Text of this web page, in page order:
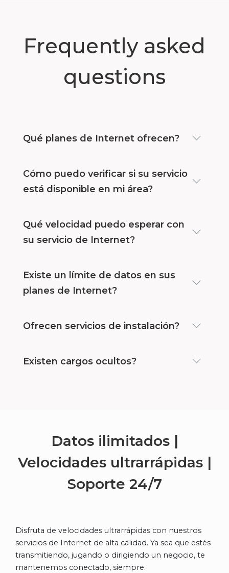
Frequently asked
questions
Qué planes de Internet ofrecen?
Cómo puedo verificar si su servicio
está disponible en mi área?
Qué velocidad puedo esperar con
su servicio de Internet?
Existe un límite de datos en sus
planes de Internet?
Ofrecen servicios de instalación?
Existen cargos ocultos?
Datos ilimitados |
Velocidades ultrarrápidas |
Soporte 24/7
Disfruta de velocidades ultrarrápidas con nuestros
servicios de Internet de alta calidad. Ya sea que estés
transmitiendo, jugando o dirigiendo un negocio, te
mantenemos conectado, siempre.